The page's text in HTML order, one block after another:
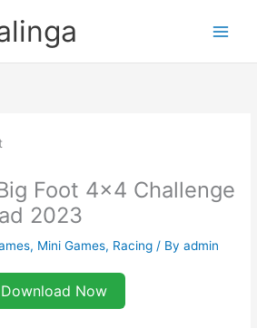
Foot 4×4 Challenge
2023
, Mini Games, Racing / Byadmin
Download Now